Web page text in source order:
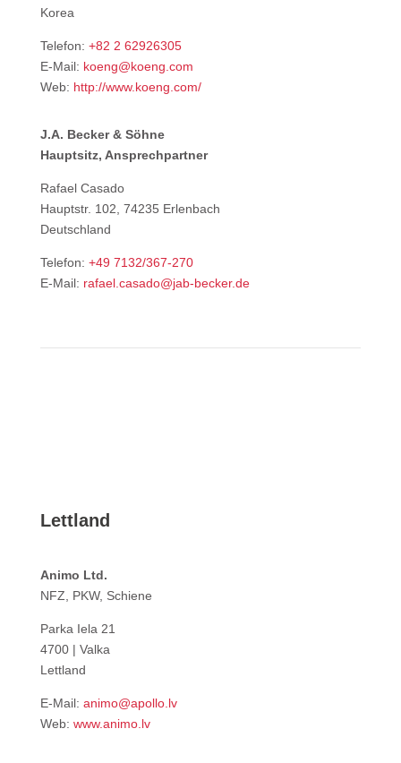
Korea
Telefon: +82 2 62926305
E-Mail: koeng@koeng.com
Web: http://www.koeng.com/
J.A. Becker & Söhne
Hauptsitz, Ansprechpartner
Rafael Casado
Hauptstr. 102, 74235 Erlenbach
Deutschland
Telefon: +49 7132/367-270
E-Mail: rafael.casado@jab-becker.de
Lettland
Animo Ltd.
NFZ, PKW, Schiene
Parka Iela 21
4700 | Valka
Lettland
E-Mail: animo@apollo.lv
Web: www.animo.lv